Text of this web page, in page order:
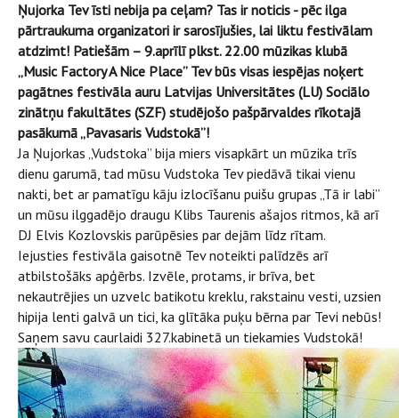
Ņujorka Tev īsti nebija pa ceļam? Tas ir noticis - pēc ilga
pārtraukuma organizatori ir sarosījušies, lai liktu festivālam
atdzimt! Patiešām – 9.aprīlī plkst. 22.00 mūzikas klubā
„Music Factory A Nice Place” Tev būs visas iespējas noķert
pagātnes festivāla auru Latvijas Universitātes (LU) Sociālo
zinātņu fakultātes (SZF) studējošo pašpārvaldes rīkotajā
pasākumā „Pavasaris Vudstokā”!
Ja Ņujorkas „Vudstoka” bija miers visapkārt un mūzika trīs
dienu garumā, tad mūsu Vudstoka Tev piedāvā tikai vienu
nakti, bet ar pamatīgu kāju izlocīšanu puišu grupas „Tā ir labi”
un mūsu ilggadējo draugu Klibs Taurenis ašajos ritmos, kā arī
DJ Elvis Kozlovskis parūpēsies par dejām līdz rītam.
Iejusties festivāla gaisotnē Tev noteikti palīdzēs arī
atbilstošāks apģērbs. Izvēle, protams, ir brīva, bet
nekautrējies un uzvelc batikotu kreklu, rakstainu vesti, uzsien
hipija lenti galvā un tici, ka glītāka puķu bērna par Tevi nebūs!
Saņem savu caurlaidi 327.kabinetā un tiekamies Vudstokā!